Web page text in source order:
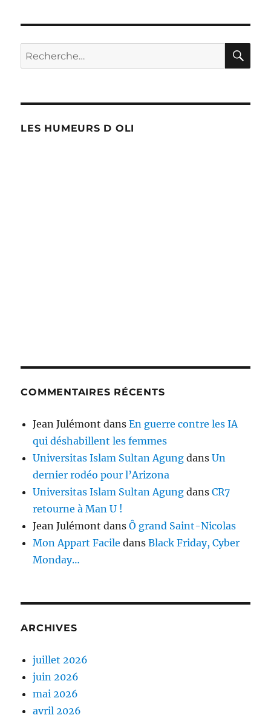
Recherche
pour :
LES HUMEURS D OLI
COMMENTAIRES RÉCENTS
Jean Julémont dansEn guerre contre les IA
qui déshabillent les femmes
Universitas Islam Sultan Agung dansUn
dernier rodéo pour l’Arizona
Universitas Islam Sultan Agung dansCR7
retourne à Man U !
Jean Julémont dansÔ grand Saint-Nicolas
Mon Appart Facile dansBlack Friday, Cyber
Monday…
ARCHIVES
juillet 2026
juin 2026
mai 2026
avril 2026